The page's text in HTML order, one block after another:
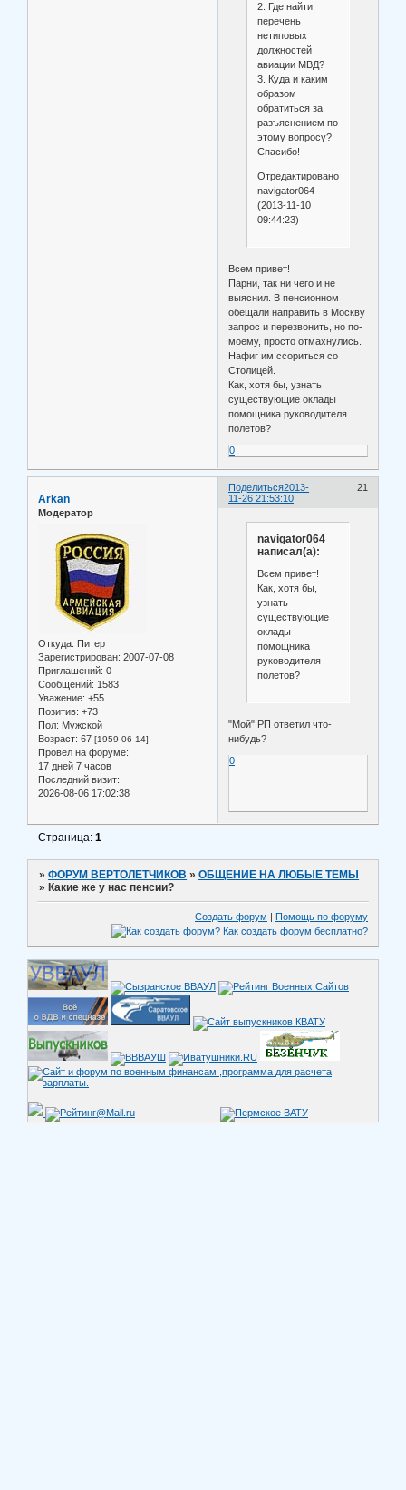
2. Где найти
перечень
нетиповых
должностей
авиации МВД?
3. Куда и каким
образом
обратиться за
разъяснением по
этому вопросу?
Спасибо!
Отредактировано
navigator064
(2013-11-10
09:44:23)
Всем привет!
Парни, так ни чего и не
выяснил. В пенсионном
обещали направить в Москву
запрос и перезвонить, но по-
моему, просто отмахнулись.
Нафиг им ссориться со
Столицей.
Как, хотя бы, узнать
существующие оклады
помощника руководителя
полетов?
0
Поделиться 21
2013-
11-26 21:53:10
Arkan
Модератор
Откуда: Питер
Зарегистрирован: 2007-07-08
Приглашений: 0
Сообщений: 1583
Уважение: +55
Позитив: +73
Пол: Мужской
Возраст: 67 [1959-06-14]
Провел на форуме:
17 дней 7 часов
Последний визит:
2026-08-06 17:02:38
navigator064
написал(а):
Всем привет!
Как, хотя бы,
узнать
существующие
оклады
помощника
руководителя
полетов?
"Мой" РП ответил что-
нибудь?
0
Страница:1
»ФОРУМ ВЕРТОЛЕТЧИКОВ »ОБЩЕНИЕ НА ЛЮБЫЕ ТЕМЫ
» Какие же у нас пенсии?
Создать форум | Помощь по форуму